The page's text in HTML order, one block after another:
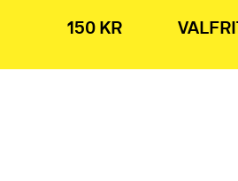
150 KR